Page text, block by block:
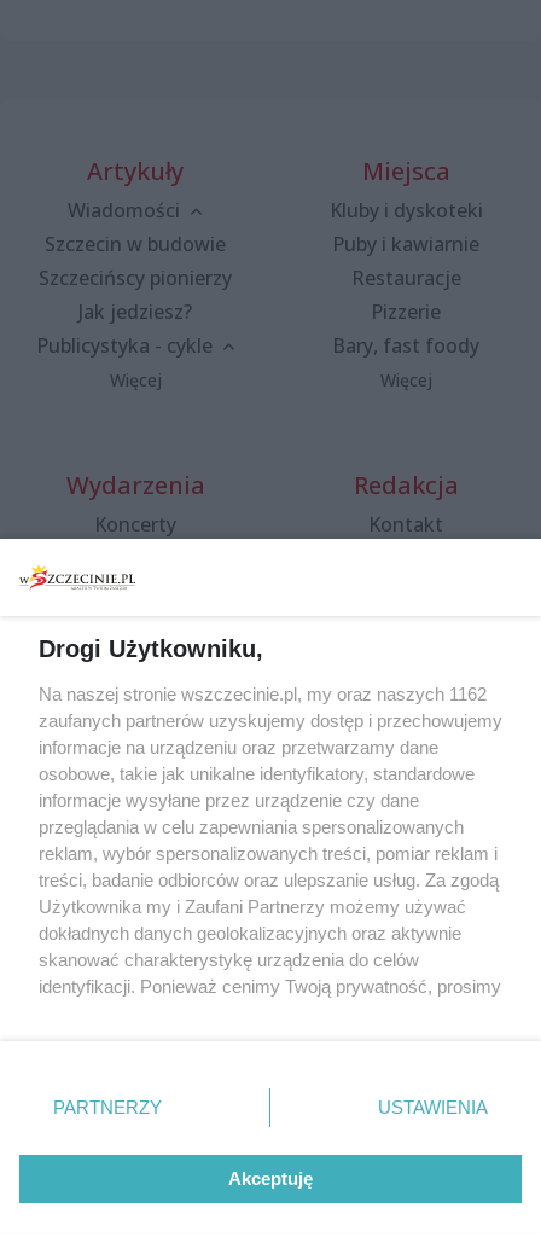
Artykuły
Wiadomości
Szczecin w budowie
Szczecińscy pionierzy
Jak jedziesz?
Publicystyka - cykle
Więcej
Miejsca
Kluby i dyskoteki
Puby i kawiarnie
Restauracje
Pizzerie
Bary, fast foody
Więcej
Wydarzenia
Koncerty
Spacery i oprowadzania
targi
Wernisaże
Więcej
Redakcja
Kontakt
Specjalny koncert z okazji
20. urodzin portalu
wSzczecinie.pl
Regulamin konkursów
śniadaniówka "Hej
Szczecin! Jest piątek!"
Partnerzy
Praca Szczecin
© 2026 wSzczecinie.pl
Created by GOD
Drogi Użytkowniku,
Na naszej stronie wszczecinie.pl, my oraz naszych 1162
zaufanych partnerów uzyskujemy dostęp i przechowujemy
informacje na urządzeniu oraz przetwarzamy dane
osobowe, takie jak unikalne identyfikatory, standardowe
informacje wysyłane przez urządzenie czy dane
przeglądania w celu zapewniania spersonalizowanych
reklam, wybór spersonalizowanych treści, pomiar reklam i
treści, badanie odbiorców oraz ulepszanie usług. Za zgodą
Użytkownika my i Zaufani Partnerzy możemy używać
dokładnych danych geolokalizacyjnych oraz aktywnie
skanować charakterystykę urządzenia do celów
identyfikacji. Ponieważ cenimy Twoją prywatność, prosimy
prywatności znajdujący się w lewym dolnym rogu strony
. Niektóre rodzaje przetwarzania danych nie wymagają
takiemu przetwarzaniu. Preferencje będą miały
zastosowania tylko na tej witrynie.
PARTNERZY USTAWIENIA
Akceptuję